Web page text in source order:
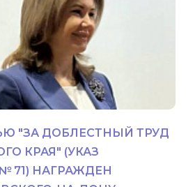
"ЗА ДОБЛЕСТНЫЙ ТРУД
КРАЯ" (УКАЗ
71) НАГРАЖДЕН